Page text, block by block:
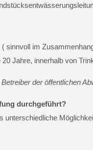
sinnvoll im
20 Jahre, innerhalb von
der öffentlichen
durchgeführt?
unterschiedliche